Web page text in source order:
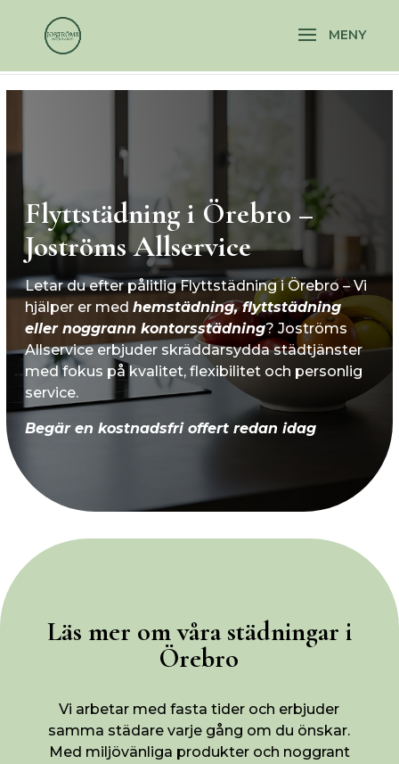
Flyttstädning i Örebro –
Joströms Allservice
Letar du efter pålitlig Flyttstädning i Örebro – Vi
hjälper er medhemstädning,flyttstädning
eller noggrannkontorsstädning? Joströms
Allservice erbjuder skräddarsydda städtjänster
med fokus på kvalitet, flexibilitet och personlig
service.
Begär en kostnadsfri offert redan idag
Läs mer om våra städningar i
Örebro
Vi arbetar med fasta tider och erbjuder
samma städare varje gång om du önskar.
Med miljövänliga produkter och noggrant